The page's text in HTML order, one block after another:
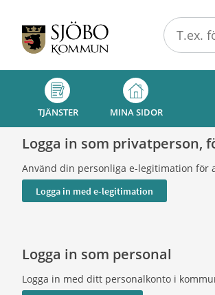
Självservice
-
kommunTJÄNSTER MINA SIDOR
Logga in som privatperson,
Använd din personliga e-legitimation för
Logga in som personal
Logga in med ditt personalkonto i